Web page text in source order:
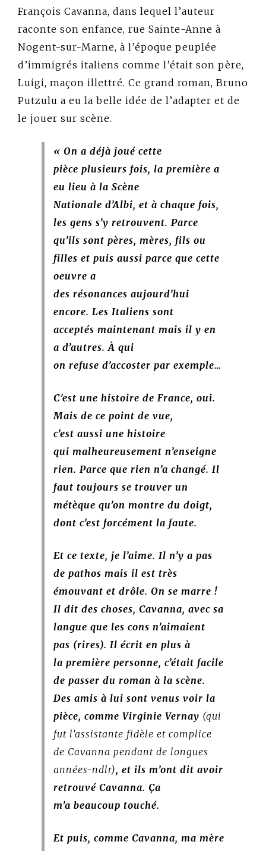
François Cavanna, dans lequel l’auteur
raconte son enfance, rue Sainte-Anne à
Nogent-sur-Marne, à l’époque peuplée
d’immigrés italiens comme l’était son père,
Luigi, maçon illettré. Ce grand roman, Bruno
Putzulu a eu la belle idée de l’adapter et de
le jouer sur scène.
« On a déjà joué cette
pièce plusieurs fois, la première a
eu lieu à la Scène
Nationale d’Albi, et à chaque fois,
les gens s’y retrouvent. Parce
qu’ils sont pères, mères, fils ou
filles et puis aussi parce que cette
oeuvre a
des résonances aujourd’hui
encore. Les Italiens sont
acceptés maintenant mais il y en
a d’autres. À qui
on refuse d’accoster par exemple…
C’est une histoire de France, oui.
Mais de ce point de vue,
c’est aussi une histoire
qui malheureusement n’enseigne
rien. Parce que rien n’a changé. Il
faut toujours se trouver un
métèque qu’on montre du doigt,
dont c’est forcément la faute.
Et ce texte, je l’aime. Il n’y a pas
de pathos mais il est très
émouvant et drôle. On se marre !
Il dit des choses, Cavanna, avec sa
langue que les cons n’aimaient
pas (rires). Il écrit en plus à
la première personne, c’était facile
de passer du roman à la scène.
Des amis à lui sont venus voir la
pièce, comme Virginie Vernay (qui
fut l’assistante fidèle et complice
de Cavanna pendant de longues
années-ndlr), et ils m’ont dit avoir
retrouvé Cavanna. Ça
m’a beaucoup touché.
Et puis, comme Cavanna, ma mère